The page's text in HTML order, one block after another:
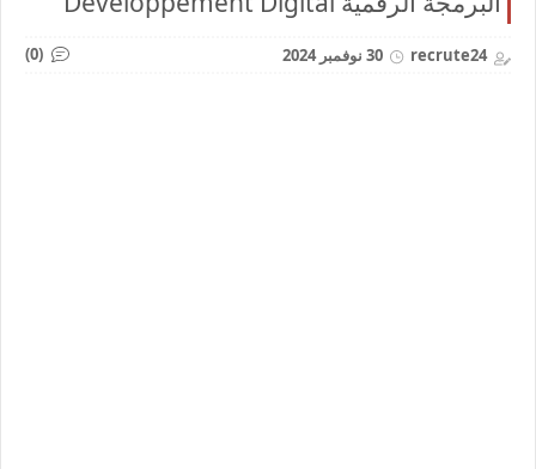
recrute24 30 نوفمبر 2024 (0)